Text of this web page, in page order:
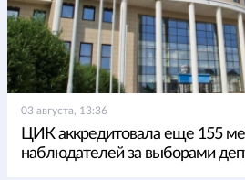
03 августа, 13:36
ЦИК аккредитовала еще 155
наблюдателей за выборами